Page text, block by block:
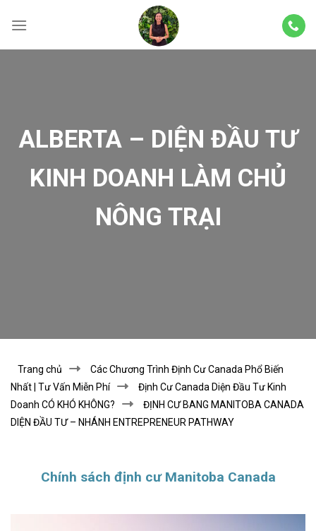
ALBERTA – DIỆN ĐẦU TƯ
KINH DOANH LÀM CHỦ
NÔNG TRẠI
Trang chủ
Các Chương Trình Định Cư Canada Phổ Biến
Nhất | Tư Vấn Miễn Phí
Định Cư Canada Diện Đầu Tư Kinh
Doanh CÓ KHÓ KHÔNG?
ĐỊNH CƯ BANG MANITOBA CANADA
DIỆN ĐẦU TƯ – NHÁNH ENTREPRENEUR PATHWAY
Chính sách định cư Manitoba Canada